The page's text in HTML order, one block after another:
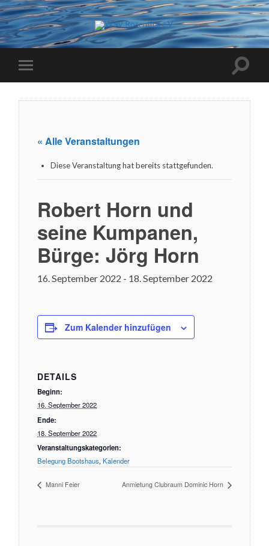
« Alle Veranstaltungen
Diese Veranstaltung hat bereits stattgefunden.
Robert Horn und
seine Kumpanen,
Bürge: Jörg Horn
16. September 2022 - 18. September 2022
Zum Kalender hinzufügen
DETAILS
Beginn:
16. September 2022
Ende:
18. September 2022
Veranstaltungskategorien:
Belegung Bootshaus,Kalender
Manni Feier Anmietung Clubraum Dominic Horn